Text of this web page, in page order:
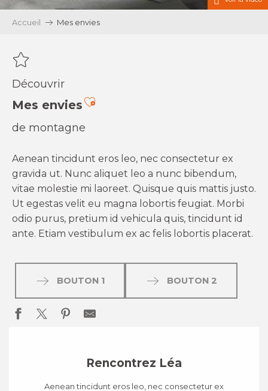
Accueil Mes envies
Découvrir
Mes enviesAjouter aux favoris
de montagne
Aenean tincidunt eros leo, nec consectetur ex
gravida ut. Nunc aliquet leo a nunc bibendum,
vitae molestie mi laoreet. Quisque quis mattis justo.
Ut egestas velit eu magna lobortis feugiat. Morbi
odio purus, pretium id vehicula quis, tincidunt id
ante. Etiam vestibulum ex ac felis lobortis placerat.
BOUTON 1 BOUTON 2
Rencontrez Léa
Aenean tincidunt eros leo, nec consectetur ex